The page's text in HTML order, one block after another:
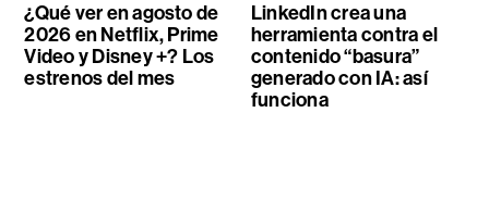
¿Qué ver en agosto de
2026 en Netflix, Prime
Video y Disney +? Los
estrenos del mes
LinkedIn crea una
herramienta contra el
contenido “basura”
generado con IA: así
funciona